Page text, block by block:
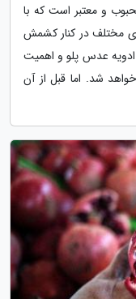
و معتبر است که با
مختلف در کنار کشمش
ادویه عدس پلو و اهمیت
شد. اما قبل از آن